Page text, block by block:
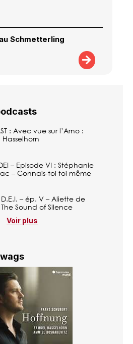
Schmetterling
: Avec vue sur l’Arno :
– Episode VI : Stéphanie
– Connais-toi toi même
D.E.I. – ép. V – Aliette de
Sound of Silence
Voir plus